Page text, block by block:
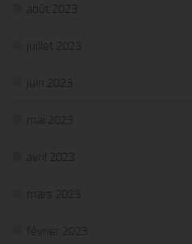
août 2023
juillet 2023
juin 2023
mai 2023
avril 2023
mars 2023
février 2023